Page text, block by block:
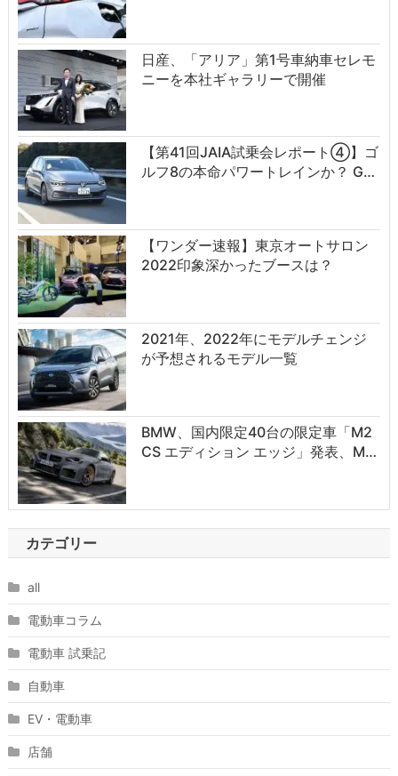
日産、「アリア」第1号車納車セレモ
ニーを本社ギャラリーで開催
【第41回JAIA試乗会レポート④】ゴ
ルフ8の本命パワートレインか？ G…
【ワンダー速報】東京オートサロン
2022印象深かったブースは？
2021年、2022年にモデルチェンジ
が予想されるモデル一覧
BMW、国内限定40台の限定車「M2
CS エディション エッジ」発表、M…
カテゴリー
all
電動車コラム
電動車 試乗記
自動車
EV・電動車
店舗